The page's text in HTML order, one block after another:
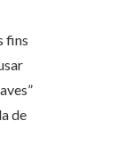
fins
de